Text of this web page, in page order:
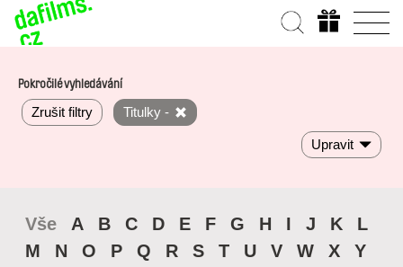
Pokročilé vyhledávání
Zrušit filtry Titulky -
Upravit
Vše A B C D E F G H I J K
L
M
N O P Q R S T U V W X
Y